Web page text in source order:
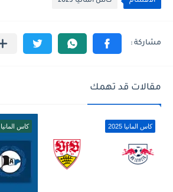
مقالات قد تهمك
كاس المانيا 2025 كاس المانيا 2025